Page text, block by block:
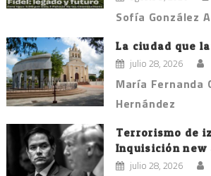
Sofía González
La ciudad que
julio 28, 2026
María Fernanda
Hernández
Terrorismo de
Inquisición new
julio 28, 2026